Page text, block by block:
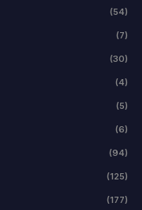
(54)
(7)
(30)
(4)
(5)
(6)
(94)
(125)
(177)